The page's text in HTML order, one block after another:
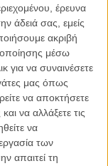
έρευνα
άδειά σας, εμείς
ακριβή
μέσω
για να συναινέσετε
μας όπως
να αποκτήσετε
να αλλάξετε τις
να
των
απαιτεί τη
λεπτά υπέρ του
και
να μουσκεύουν
Μορά φαντάζει
εξαρχής για να
δημιουργήσει
είναι ότι
εκείνων